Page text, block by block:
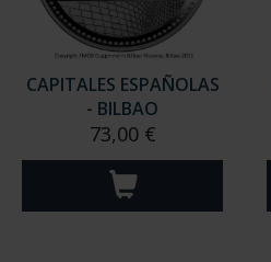
CAPITALES ESPAÑOLAS
- BILBAO
73,00 €